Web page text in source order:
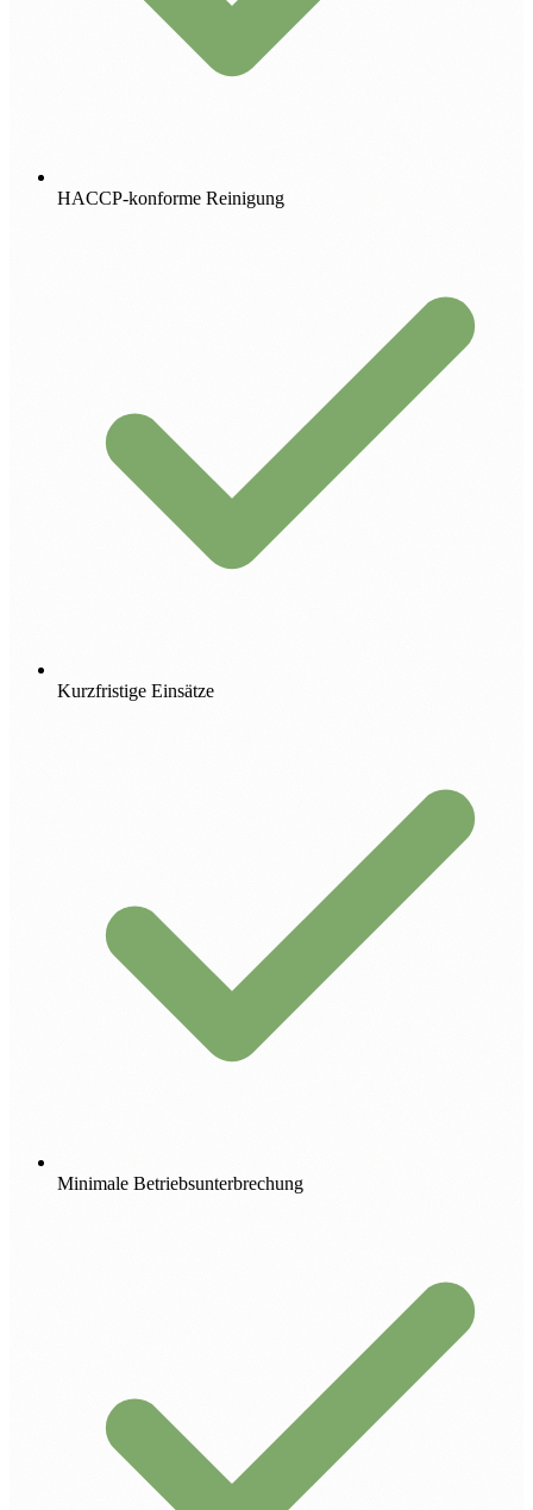
HACCP-konforme Reinigung
Kurzfristige Einsätze
Minimale Betriebsunterbrechung